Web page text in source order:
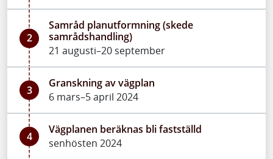
2
Samråd planutformning (skede
samrådshandling)
21 augusti–20 september
3
Granskning av vägplan
6 mars–5 april 2024
4
Vägplanen beräknas bli fastställd
senhösten 2024